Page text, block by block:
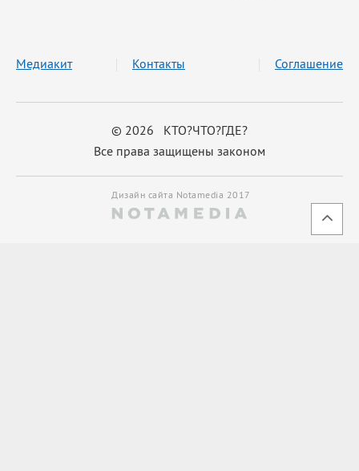
© 2026 КТО?ЧТО?ГДЕ?
Все права защищены законом
Медиакит Контакты Соглашение
Дизайн сайта Notamedia 2017